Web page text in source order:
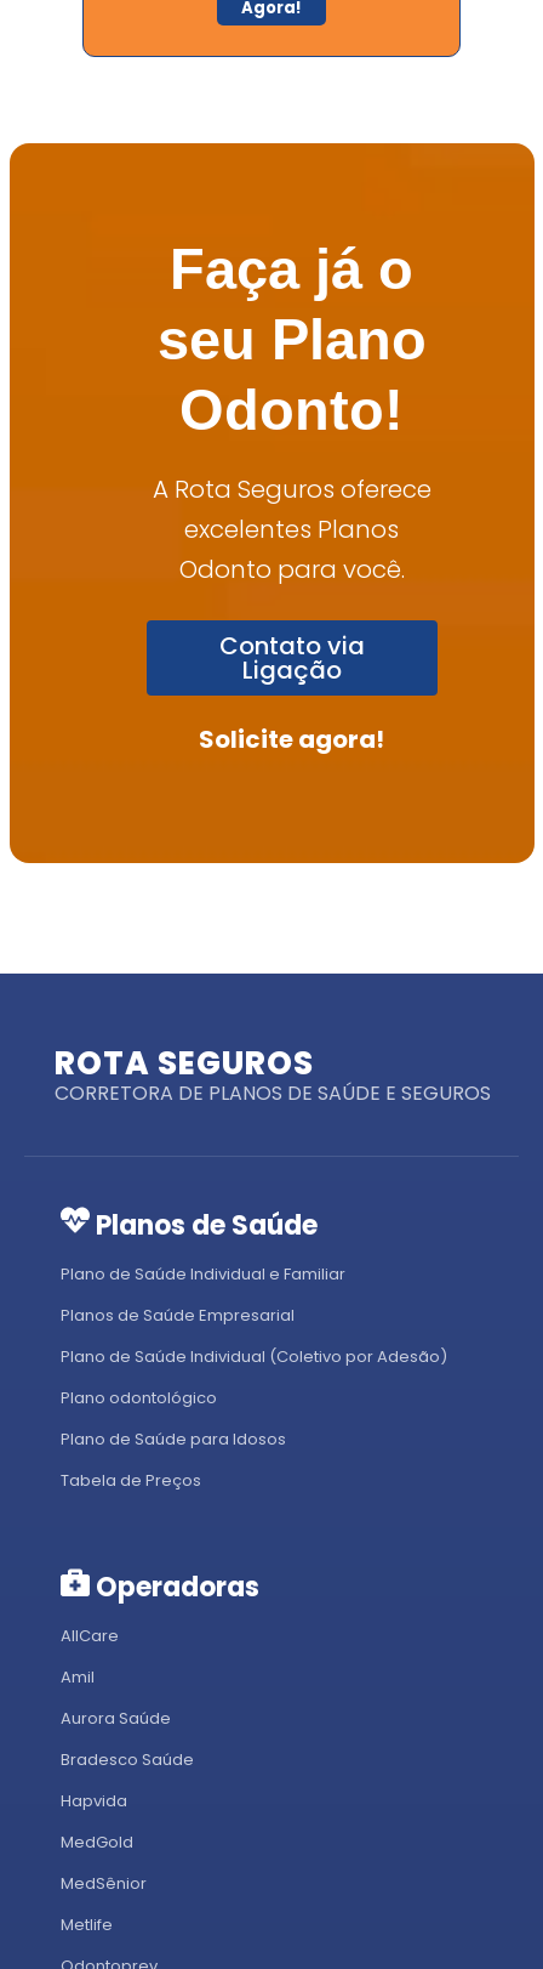
Agora!
Faça já o
seu Plano
Odonto!
A Rota Seguros oferece
excelentes Planos
Odonto para você.
Contato via
Ligação
Solicite agora!
ROTA SEGUROS
CORRETORA DE PLANOS DE SAÚDE E SEGUROS
Planos de Saúde
Plano de Saúde Individual e Familiar
Planos de Saúde Empresarial
Plano de Saúde Individual (Coletivo por Adesão)
Plano odontológico
Plano de Saúde para Idosos
Tabela de Preços
Operadoras
AllCare
Amil
Aurora Saúde
Bradesco Saúde
Hapvida
MedGold
MedSênior
Metlife